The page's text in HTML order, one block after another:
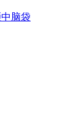
脑袋